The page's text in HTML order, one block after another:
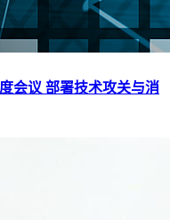
会议 部署技术攻关与消